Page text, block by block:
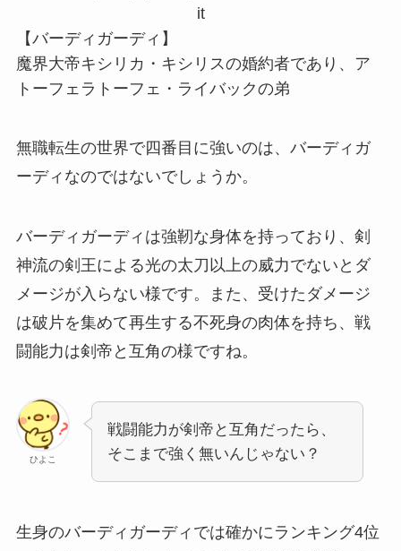
it
【バーディガーディ】
魔界大帝キシリカ・キシリスの婚約者であり、ア
トーフェラトーフェ・ライバックの弟
無職転生の世界で四番目に強いのは、バーディガ
ーディなのではないでしょうか。
バーディガーディは強靭な身体を持っており、剣
神流の剣王による光の太刀以上の威力でないとダ
メージが入らない様です。また、受けたダメージ
は破片を集めて再生する不死身の肉体を持ち、戦
闘能力は剣帝と互角の様ですね。
ひよこ
戦闘能力が剣帝と互角だったら、
そこまで強く無いんじゃない？
生身のバーディガーディでは確かにランキング4位